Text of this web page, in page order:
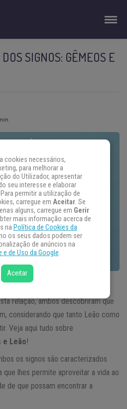
SIGNOS: GÊMEOS E
do signo de Gêmeos e Leão é
relação, ambos descobriram que
considerando que tanto Leão como
Veja aqui tudo sobre
e Leão!
os signos são caracterizados
que lhes permite aproveitar a vida ao
de que possam encontrar a
cookies necessários,
para melhorar a
do Utilizador, apresentar
seu interesse e elaborar
permitir a utilização de
carregue em Aceitar. Se
alguns, carregue em Gerir
mais informação acerca de
na Política de Cookies da
os seus dados podem ser
de anúncios na
e de Uso da Google.
Aceitar